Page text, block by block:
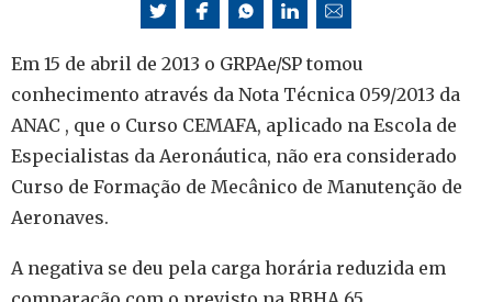
Em 15 de abril de 2013 o GRPAe/SP tomou
conhecimento através da Nota Técnica 059/2013 da
ANAC , que o Curso CEMAFA, aplicado na Escola de
Especialistas da Aeronáutica, não era considerado
Curso de Formação de Mecânico de Manutenção de
Aeronaves.
A negativa se deu pela carga horária reduzida em